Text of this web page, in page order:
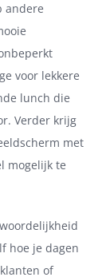
andere
voor lekkere
lunch die
Verder krijg
met
mogelijk te
hoe je dagen
of